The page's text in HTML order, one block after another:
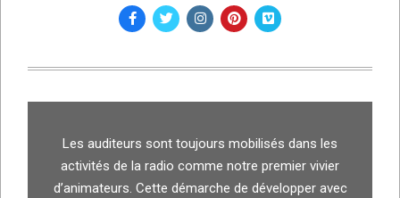
Les auditeurs sont toujours mobilisés dans les
activités de la radio comme notre premier vivier
d’animateurs. Cette démarche de développer avec